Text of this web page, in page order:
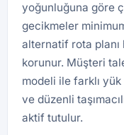
yoğunluğuna göre
gecikmeler
alternatif rota planı
korunur. Müşteri
modeli ile farklı
ve düzenli
aktif tutulur.